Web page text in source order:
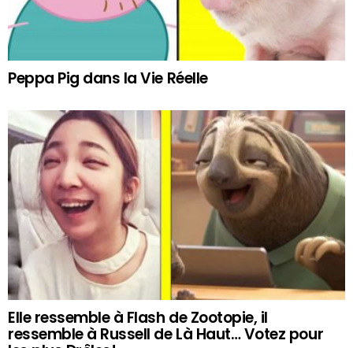
Peppa Pig dans la Vie Réelle
Elle ressemble à Flash de Zootopie, il
ressemble à Russell de Là Haut… Votez pour